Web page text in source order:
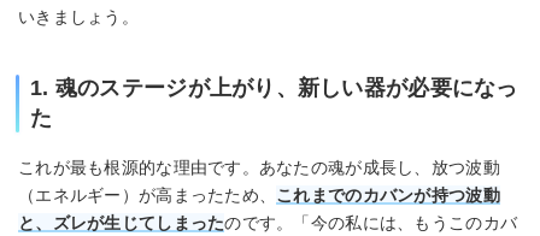
いきましょう。
1. 魂のステージが上がり、新しい器が必要になっ
た
これが最も根源的な理由です。あなたの魂が成長し、放つ波動
（エネルギー）が高まったため、 これまでのカバンが持つ波動
と、ズレが生じてしまったのです。「今の私には、もうこのカバ